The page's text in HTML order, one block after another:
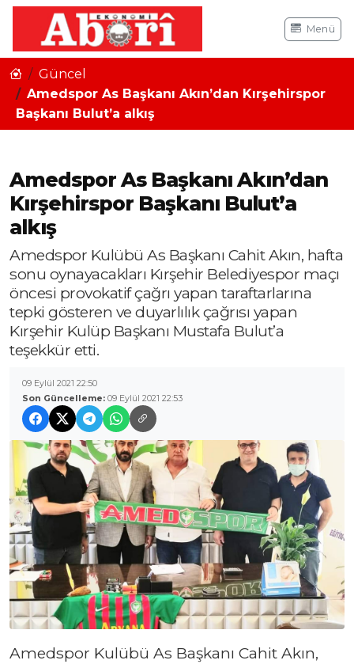
Menü
Güncel
Amedspor As Başkanı Akın’dan Kırşehirspor
Başkanı Bulut’a alkış
Amedspor As Başkanı Akın’dan
Kırşehirspor Başkanı Bulut’a
alkış
Amedspor Kulübü As Başkanı Cahit Akın, hafta
sonu oynayacakları Kırşehir Belediyespor maçı
öncesi provokatif çağrı yapan taraftarlarına
tepki gösteren ve duyarlılık çağrısı yapan
Kırşehir Kulüp Başkanı Mustafa Bulut’a
teşekkür etti.
09 Eylül 2021 22:50
Son Güncelleme: 09 Eylül 2021 22:53
Amedspor Kulübü As Başkanı Cahit Akın,